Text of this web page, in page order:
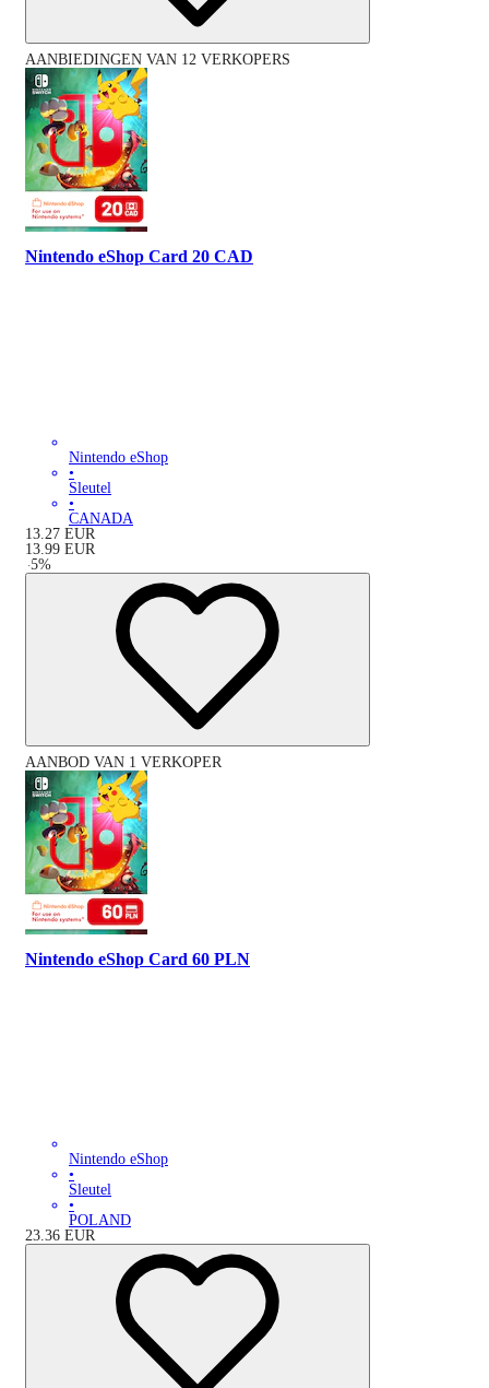
AANBIEDINGEN VAN 12 VERKOPERS
Nintendo eShop Card 20 CAD
Nintendo eShop
•
Sleutel
•
CANADA
13.27 EUR
13.99 EUR
-5%
AANBOD VAN 1 VERKOPER
Nintendo eShop Card 60 PLN
Nintendo eShop
•
Sleutel
•
POLAND
23.36 EUR